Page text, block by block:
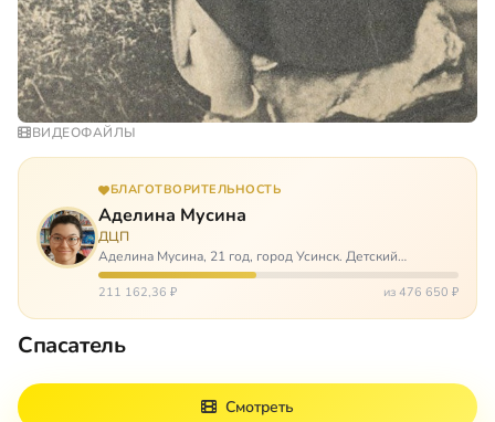
ВИДЕОФАЙЛЫ
БЛАГОТВОРИТЕЛЬНОСТЬ
Аделина Мусина
ДЦП
Аделина Мусина, 21 год, город Усинск. Детский
церебральный паралич, передвигается на ходунках или
коляске. Аделине требуется помощь, чтобы ноги
211 162,36 ₽ из 476 650 ₽
Спасатель
Смотреть